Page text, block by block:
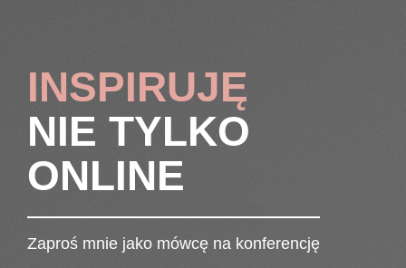
INSPIRUJĘ
NIE TYLKO
ONLINE
Zaproś mnie jako mówcę na konferencję